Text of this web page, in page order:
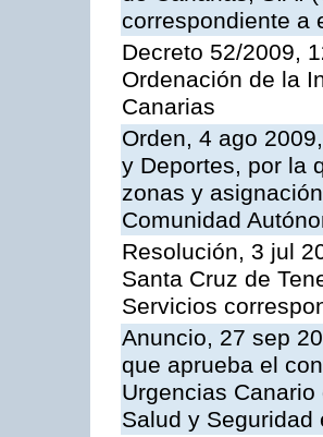
correspondiente a
Decreto 52/2009,
Ordenación de la
Canarias
Orden, 4 ago
y Deportes, por la
zonas y
Comunidad
Resolución, 3 jul
Santa Cruz de
Servicios
Anuncio, 27 sep
que aprueba el
Urgencias
Salud y Seguridad